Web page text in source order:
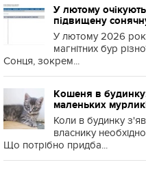
У лютому очікують
підвищену
У лютому 2026
магнітних бур
Сонця, зокрем...
Кошеня в
маленьких
Коли в будинку
власнику
Що потрібно придба...